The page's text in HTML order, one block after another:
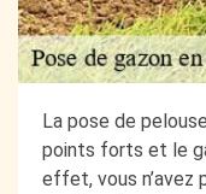
La pose de
points forts et le
effet, vous n’avez